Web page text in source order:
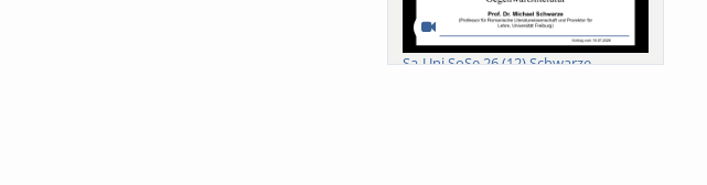
Sa-Uni SoSe 26 (12) Schwarze